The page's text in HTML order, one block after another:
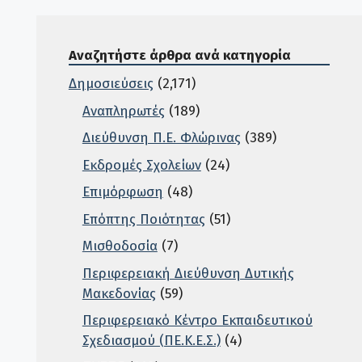
Αναζητήστε άρθρα ανά κατηγορία
Δημοσιεύσεις (2,171)
Αναπληρωτές (189)
Διεύθυνση Π.Ε. Φλώρινας (389)
Εκδρομές Σχολείων(24)
Επιμόρφωση (48)
Επόπτης Ποιότητας (51)
Μισθοδοσία(7)
Περιφερειακή Διεύθυνση Δυτικής
Μακεδονίας (59)
Περιφερειακό Κέντρο Εκπαιδευτικού
Σχεδιασμού (ΠΕ.Κ.Ε.Σ.)(4)